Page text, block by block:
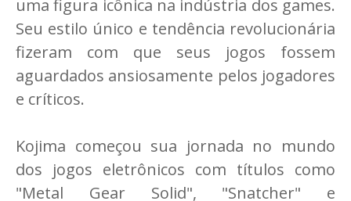
uma figura icônica na indústria dos games.
Seu estilo único e tendência revolucionária
fizeram com que seus jogos fossem
aguardados ansiosamente pelos jogadores
e críticos.
Kojima começou sua jornada no mundo
dos jogos eletrônicos com títulos como
"Metal Gear Solid", "Snatcher" e